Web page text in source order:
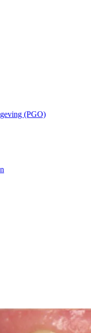
(PGO)